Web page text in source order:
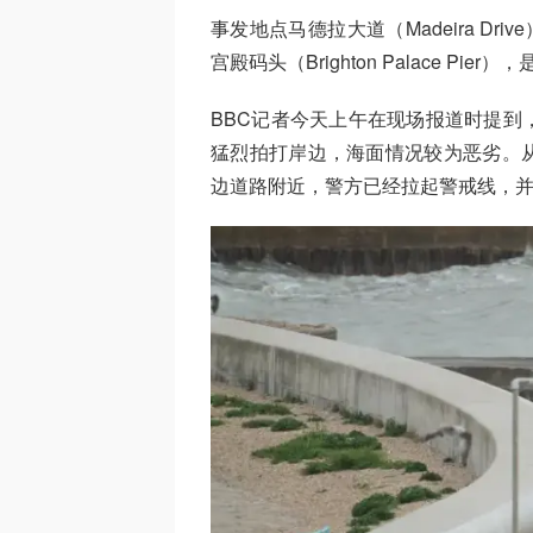
事发地点马德拉大道（Madeira
宫殿码头（Brighton Palace Pier），
BBC记者今天上午在现场报道时提
猛烈拍打岸边，海面情况较为恶劣。
边道路附近，警方已经拉起警戒线，